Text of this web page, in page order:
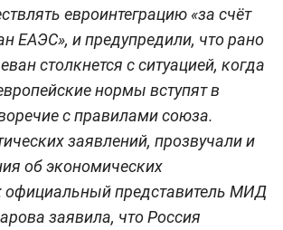
евроинтеграцию «за счёт
ЕАЭС», и предупредили, что рано
столкнется с ситуацией, когда
нормы вступят в
с правилами союза.
заявлений, прозвучали и
об экономических
официальный представитель МИД
заявила, что Россия